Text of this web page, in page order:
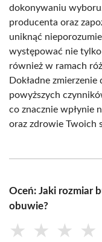
dokonywaniu
producenta oraz
uniknąć
występować nie
również w ramach
Dokładne
powyższych
co znacznie wpłynie
oraz zdrowie Twoich
Oceń: Jaki rozmiar
obuwie?
★ ★ ★ ★